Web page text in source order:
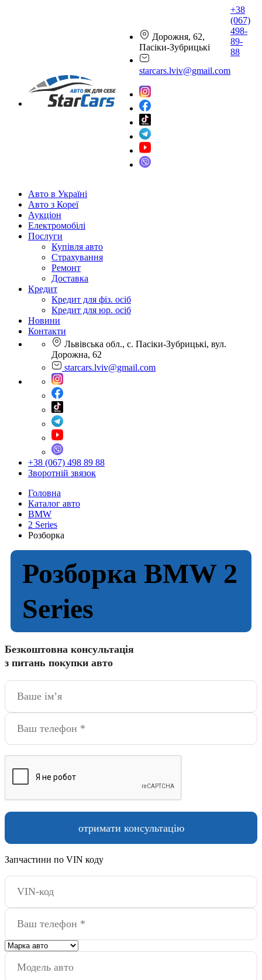
Дорожня, 62,
Пасіки-Зубрицькі
starcars.lviv@gmail.com
+38
(067)
498-
89-
88
Авто в Україні
Авто з Кореї
Аукціон
Електромобілі
Послуги
Купівля авто
Страхування
Ремонт
Доставка
Кредит
Кредит для фіз. осіб
Кредит для юр. осіб
Новини
Контакти
Львівська обл., с. Пасіки-Зубрицькі, вул.
Дорожна, 62
starcars.lviv@gmail.com
+38 (067) 498 89 88
Зворотній звязок
Головна
Каталог авто
BMW
2 Series
Розборка
Розборка BMW 2
Series
Безкоштовна консультація
з питань покупки авто
Запчастини по VIN коду